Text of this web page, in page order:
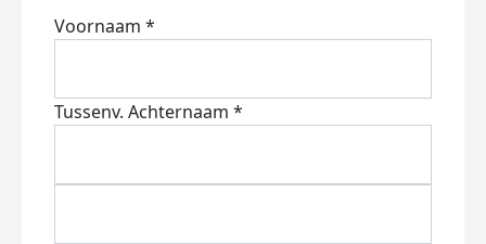
Voornaam *
Tussenv. Achternaam *